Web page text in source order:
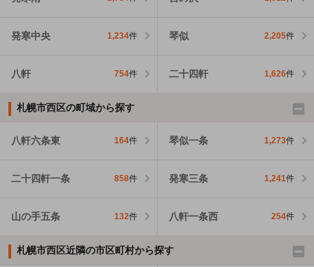
発寒中央 1,234件 琴似 2,205件
八軒 754件 二十四軒 1,626件
札幌市西区の町域から探す
八軒六条東 164件 琴似一条 1,273件
二十四軒一条 858件 発寒三条 1,241件
山の手五条 132件 八軒一条西 254件
札幌市西区近隣の市区町村から探す